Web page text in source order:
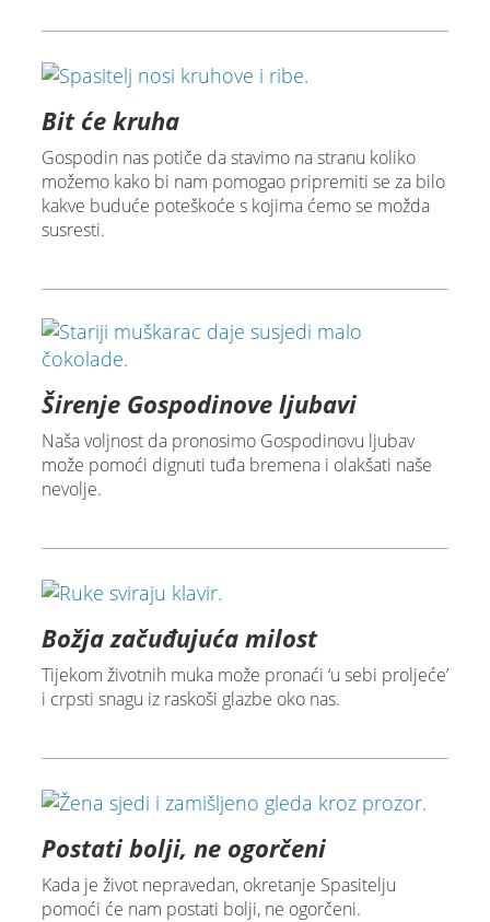
Bit će kruha
Gospodin nas potiče da stavimo na stranu koliko
možemo kako bi nam pomogao pripremiti se za bilo
kakve buduće poteškoće s kojima ćemo se možda
susresti.
Širenje Gospodinove ljubavi
Naša voljnost da pronosimo Gospodinovu ljubav
može pomoći dignuti tuđa bremena i olakšati naše
nevolje.
Božja začuđujuća milost
Tijekom životnih muka može pronaći ‘u sebi proljeće’
i crpsti snagu iz raskoši glazbe oko nas.
Postati bolji, ne ogorčeni
Kada je život nepravedan, okretanje Spasitelju
pomoći će nam postati bolji, ne ogorčeni.